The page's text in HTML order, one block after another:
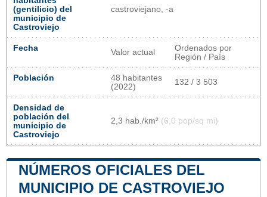
(gentilicio) del
municipio de
Castroviejo
castroviejano, -a
Fecha Valor actual
Ordenados por
Región / País
Población
48 habitantes
(2022)
132 / 3 503
Densidad de
población del
municipio de
Castroviejo
2,3 hab./km² (6,0 pop/sq mi)
NÚMEROS OFICIALES DEL
MUNICIPIO DE CASTROVIEJO